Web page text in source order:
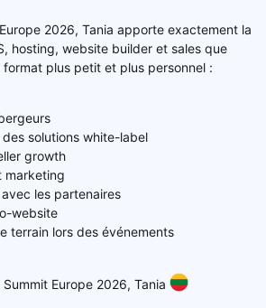
2026, Tania apporte exactement la
hosting, website builder et sales que
format plus petit et plus personnel :
solutions white-label
growth
marketing
les partenaires
website
terrain lors des événements
Europe 2026, Tania